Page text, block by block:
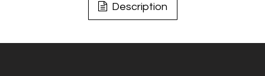
Description